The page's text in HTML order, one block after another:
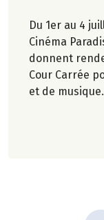
Du 1er au 4
Cinéma
donnent
Cour Carrée
et de musique.